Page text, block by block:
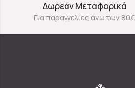
Δωρεάν Μεταφορικά
Για παραγγελίες άνω των 80€